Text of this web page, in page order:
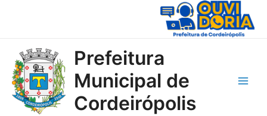
Prefeitura
Municipal de
Cordeirópolis